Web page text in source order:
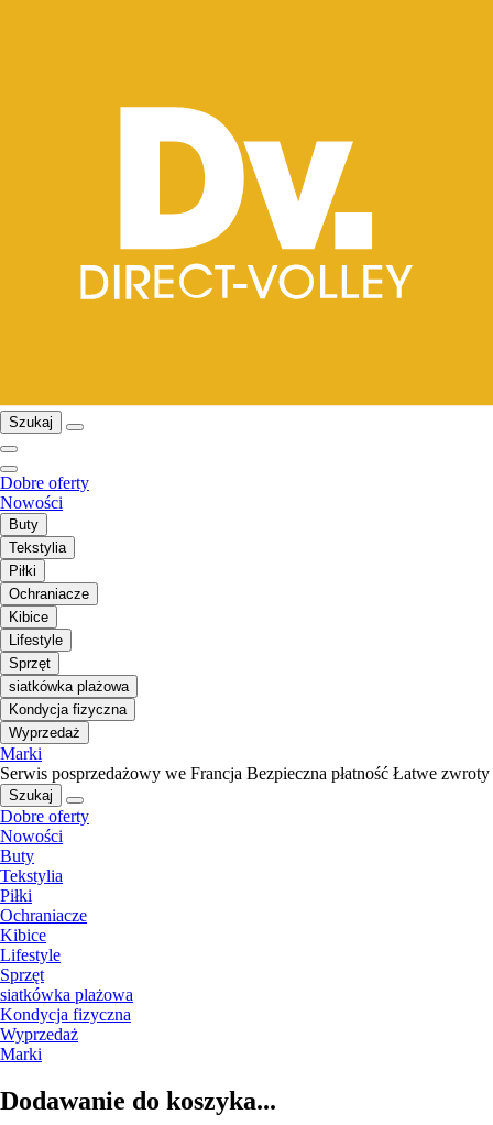
Szukaj
Dobre oferty
Nowości
Buty
Tekstylia
Piłki
Ochraniacze
Kibice
Lifestyle
Sprzęt
siatkówka plażowa
Kondycja fizyczna
Wyprzedaż
Marki
Serwis posprzedażowy we Francja Bezpieczna płatność Łatwe zwroty
Szukaj
Dobre oferty
Nowości
Buty
Tekstylia
Piłki
Ochraniacze
Kibice
Lifestyle
Sprzęt
siatkówka plażowa
Kondycja fizyczna
Wyprzedaż
Marki
Dodawanie do koszyka...